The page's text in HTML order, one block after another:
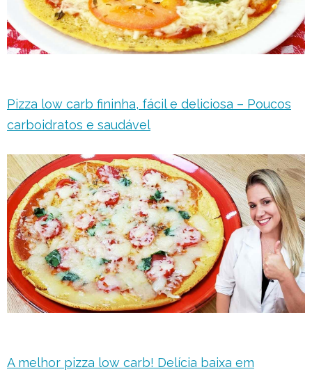
Pizza low carb fininha, fácil e deliciosa – Poucos
carboidratos e saudável
A melhor pizza low carb! Delícia baixa em